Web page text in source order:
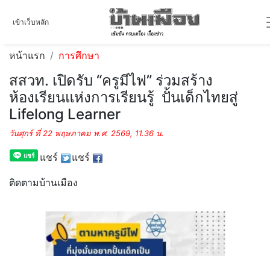
เข้าเว็บหลัก
หน้าแรก การศึกษา
สสวท. เปิดรับ “ครูมีไฟ” ร่วมสร้าง
ห้องเรียนแห่งการเรียนรู้ ปั้นเด็กไทยสู่
Lifelong Learner
วันศุกร์ ที่ 22 พฤษภาคม พ.ศ. 2569, 11.36 น.
แชร์ แชร์
ติดตามบ้านเมือง